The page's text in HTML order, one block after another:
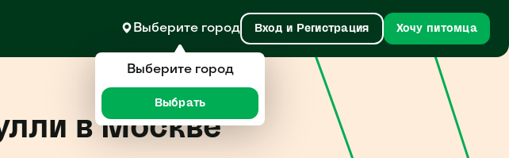
Выберите город Вход и Регистрация Хочу питомца
в Москве
Выберите город
Выбрать